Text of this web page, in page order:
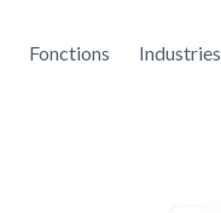
Fonctions Industries